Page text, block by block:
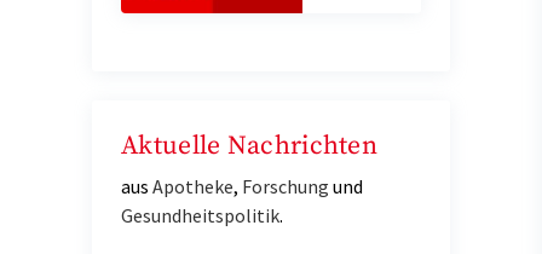
Aktuelle Nachrichten
aus Apotheke, Forschung und
Gesundheitspolitik.